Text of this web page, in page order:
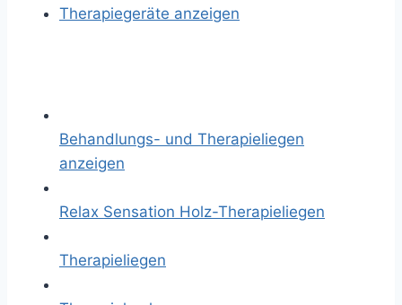
Therapiegeräte anzeigen
Behandlungs- und Therapieliegen
anzeigen
Relax Sensation Holz-Therapieliegen
Therapieliegen